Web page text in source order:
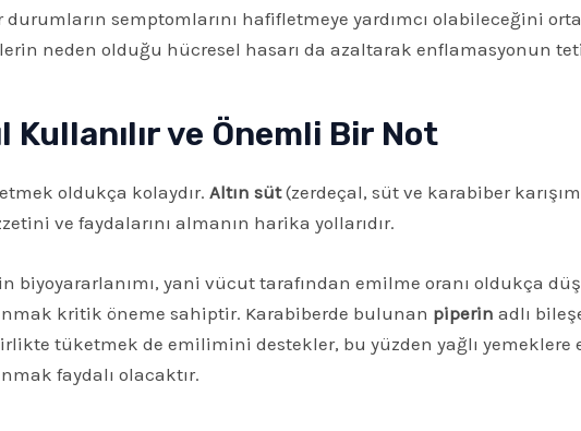
semptomlarını hafifletmeye yardımcı olabileceğini
neden olduğu hücresel hasarı da azaltarak enflamasyonun
Kullanılır ve Önemli Bir Not
oldukça kolaydır. Altın süt(zerdeçal, süt ve karabiber
ve faydalarını almanın harika yollarıdır.
biyoyararlanımı, yani vücut tarafından emilme oranı oldukça
kritik öneme sahiptir. Karabiberde bulunan piperin adlı
tüketmek de emilimini destekler, bu yüzden yağlı
faydalı olacaktır.